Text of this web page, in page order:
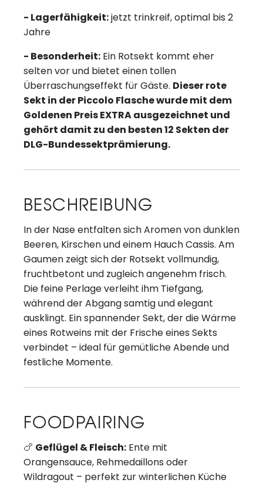
- Lagerfähigkeit:jetzt trinkreif, optimal bis 2
Jahre
- Besonderheit: Ein Rotsekt kommt eher
selten vor und bietet einen tollen
Überraschungseffekt für Gäste. Dieser rote
Sekt in der Piccolo Flasche wurde mit dem
Goldenen Preis EXTRA ausgezeichnet und
gehört damit zu den besten 12 Sekten der
DLG-Bundessektprämierung.
BESCHREIBUNG
In der Nase entfalten sich Aromen von dunklen
Beeren, Kirschen und einem Hauch Cassis. Am
Gaumen zeigt sich der Rotsekt vollmundig,
fruchtbetont und zugleich angenehm frisch.
Die feine Perlage verleiht ihm Tiefgang,
während der Abgang samtig und elegant
ausklingt. Ein spannender Sekt, der die Wärme
eines Rotweins mit der Frische eines Sekts
verbindet – ideal für gemütliche Abende und
festliche Momente.
FOODPAIRING
🍗 Geflügel & Fleisch: Ente mit
Orangensauce, Rehmedaillons oder
Wildragout – perfekt zur winterlichen Küche